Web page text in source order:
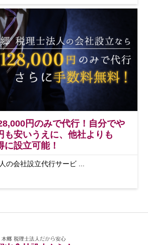
円のみで代行！自分でや
も安いうえに、他社よりも
設立可能！
の会社設立代行サービ ...